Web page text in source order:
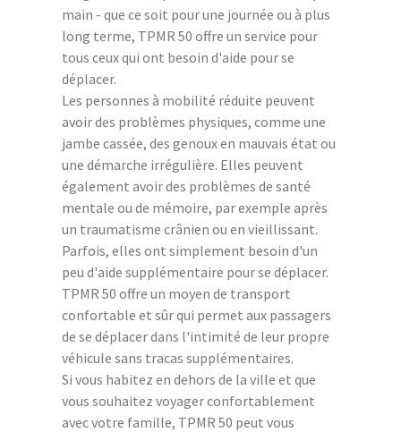
main - que ce soit pour une journée ou à plus
long terme, TPMR 50 offre un service pour
tous ceux qui ont besoin d'aide pour se
déplacer.
Les personnes à mobilité réduite peuvent
avoir des problèmes physiques, comme une
jambe cassée, des genoux en mauvais état ou
une démarche irrégulière. Elles peuvent
également avoir des problèmes de santé
mentale ou de mémoire, par exemple après
un traumatisme crânien ou en vieillissant.
Parfois, elles ont simplement besoin d'un
peu d'aide supplémentaire pour se déplacer.
TPMR 50 offre un moyen de transport
confortable et sûr qui permet aux passagers
de se déplacer dans l'intimité de leur propre
véhicule sans tracas supplémentaires.
Si vous habitez en dehors de la ville et que
vous souhaitez voyager confortablement
avec votre famille, TPMR 50 peut vous